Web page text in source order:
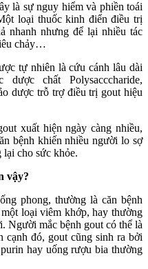
là sự nguy hiểm và phiền toái
loại thuốc kinh điển điều trị
nhanh nhưng để lại nhiều tác
chảy…
tự nhiên là cứu cánh lâu dài
chất Polysacccharide,
dược trỗ trợ điều trị gout hiệu
xuất hiện ngày càng nhiều,
bệnh khiến nhiều người lo sợ
lại cho sức khỏe.
vậy?
phong, thường là căn bệnh
loại viêm khớp, hay thường
Người mắc bệnh gout có thể là
cạnh đó, gout cũng sinh ra bởi
hay uống rượu bia thường